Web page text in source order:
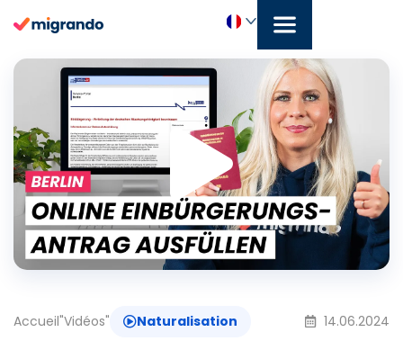
au
Français
la
Accueil"Vidéos" Naturalisation 14.06.2024